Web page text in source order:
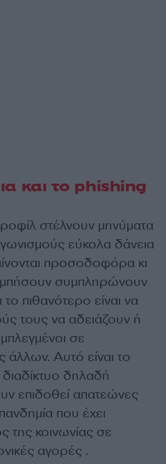
και το phishing
στέλνουν μηνύματα
εύκολα δάνεια
προσοδοφόρα κι
συμπληρώνουν
πιθανότερο είναι να
τους να αδειάζουν ή
σε
άλλων. Αυτό είναι το
δηλαδή
επιδοθεί απατεώνες
που έχει
της κοινωνίας σε
αγορές .